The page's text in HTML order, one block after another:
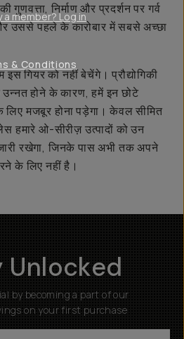
गुणवत्ता, निर्माण और प्रदर्शन पर गर्व
पहले के कारोबार में सबसे अच्छा
गियर को नहीं बेचेंगे। प्रौद्योगिकी
होने के कारण, हमें इन छोटे
लिए मजबूर होना पड़ेगा। केवल सीमित
हमारे ओ-सीरीज़ उत्पादों को उन
रखेगा, जिनके पास अभी तक अपने
के लिए नहीं है।
by becoming a part of our
on your first purchase
a member? Log in
& Conditions